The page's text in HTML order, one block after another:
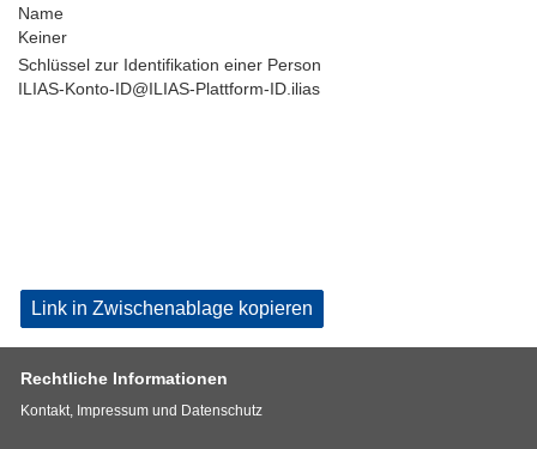
Name
Keiner
Schlüssel zur Identifikation einer Person
ILIAS-Konto-ID@ILIAS-Plattform-ID.ilias
Link in Zwischenablage kopieren
Rechtliche Informationen
Kontakt, Impressum und Datenschutz